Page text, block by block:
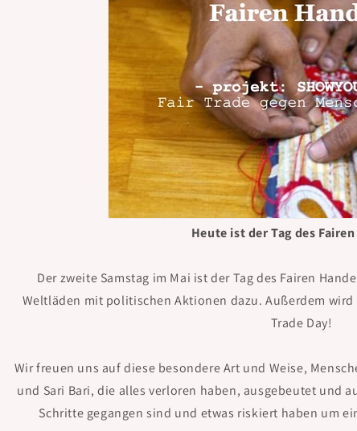
Heute ist der Tag des
Der zweite Samstag im Mai ist der Tag des Fairen
Weltläden mit politischen Aktionen dazu. Außerdem
Trade Day!
Wir freuen uns auf diese besondere Art und Weise,
und Sari Bari, die alles verloren haben, ausgebeutet und
Schritte gegangen sind und etwas riskiert haben um